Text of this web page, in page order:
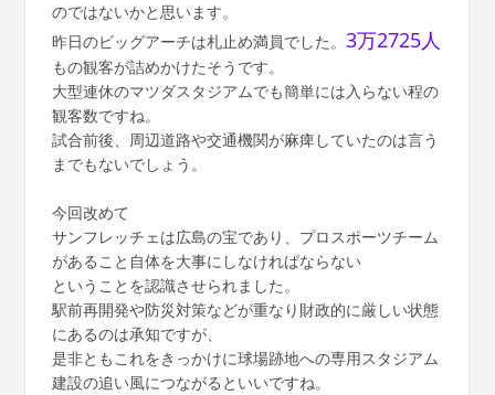
のではないかと思います。
昨日のビッグアーチは札止め満員でした。 3万2725人
もの観客が詰めかけたそうです。
大型連休のマツダスタジアムでも簡単には入らない程の
観客数ですね。
試合前後、周辺道路や交通機関が麻痺していたのは言う
までもないでしょう。
今回改めて
サンフレッチェは広島の宝であり、プロスポーツチーム
があること自体を大事にしなければならない
ということを認識させられました。
駅前再開発や防災対策などが重なり財政的に厳しい状態
にあるのは承知ですが、
是非ともこれをきっかけに球場跡地への専用スタジアム
建設の追い風につながるといいですね。